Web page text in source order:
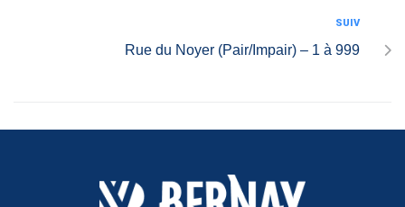
SUIV
Rue du Noyer (Pair/Impair) – 1 à 999